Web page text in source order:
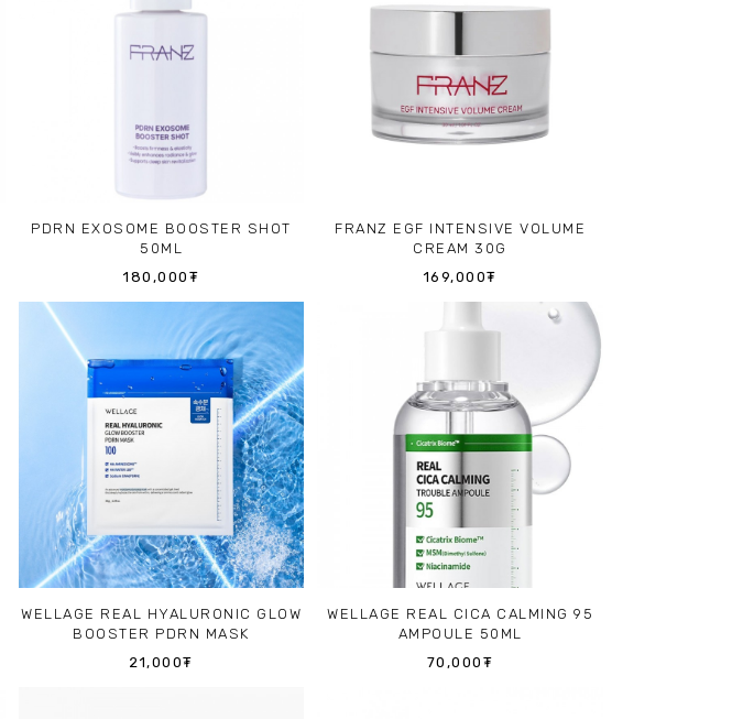
PDRN EXOSOME BOOSTER SHOT
50ML
180,000₮
FRANZ EGF INTENSIVE VOLUME
CREAM 30G
169,000₮
WELLAGE REAL HYALURONIC GLOW
BOOSTER PDRN MASK
21,000₮
WELLAGE REAL CICA CALMING 95
AMPOULE 50ML
70,000₮